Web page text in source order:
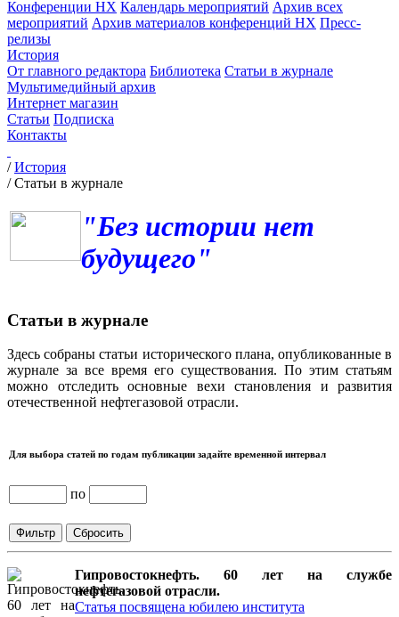
Конференции НХ Календарь мероприятий Архив всех
мероприятий Архив материалов конференций НХ Пресс-
релизы
История
От главного редактора Библиотека Статьи в журнале
Мультимедийный архив
Интернет магазин
Статьи Подписка
Контакты
/История
/Статьи в журнале
"Без истории нет
будущего"
Статьи в журнале
Здесь собраны статьи исторического плана, опубликованные в
журнале за все время его существования. По этим статьям
можно отследить основные вехи становления и развития
отечественной нефтегазовой отрасли.
Для выбора статей по годам публикации задайте временной интервал
по
Гипровостокнефть. 60 лет на службе
нефтегазовой отрасли.
Статья посвящена юбилею института